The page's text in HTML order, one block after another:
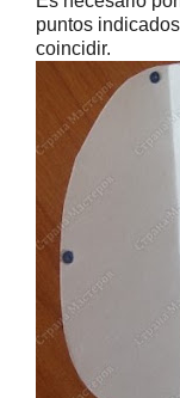
puntos
coincidir.